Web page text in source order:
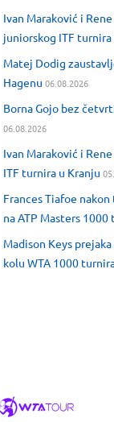
Ivan Maraković i
juniorskog ITF turnira
Matej Dodig
Hagenu 06.08.2026
Borna Gojo bez
06.08.2026
Ivan Maraković i
ITF turnira u Kranju
Frances Tiafoe
na ATP Masters
Madison Keys
kolu WTA 1000